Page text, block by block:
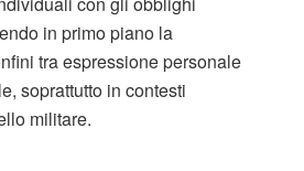
in primo piano la
tra espressione personale
soprattutto in contesti
militare.